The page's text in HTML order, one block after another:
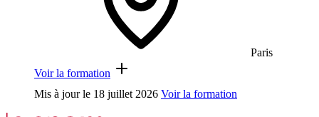
Paris
Voir la formation
Mis à jour le 18 juillet 2026 Voir la formation